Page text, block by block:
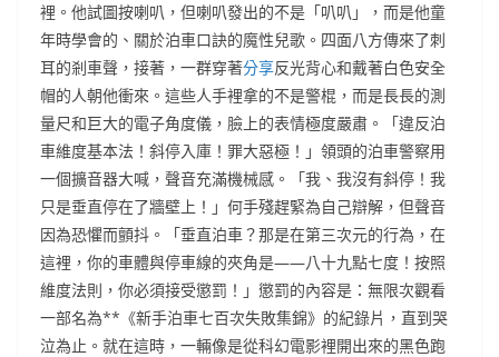
裡。他試圖按喇叭，但喇叭發出的不是「叭叭」，而是他童
年時學會的、關於泊車口訣的魔性兒歌。四面八方傳來了刺
耳的剎車聲，接著，一群穿著分享反光背心和戴著白色安全
帽的人朝他衝來。這些人手裡拿的不是警棍，而是長長的測
量尺和巨大的電子角度儀，臉上的表情極度嚴肅。「違反泊
車維度基本法！斜停入庫！罪大惡極！」領頭的泊車警察用
一個擴音器大喊，聲音充滿機械感。「我、我沒有斜停！我
只是垂直停在了牆壁上！」何手殘趕緊為自己辯解，但聲音
因為恐懼而顫抖。「垂直泊車？那是在第三次元的行為，在
這裡，你的車體與停車線的夾角是——八十九點七度！按照
維度法則，你必須接受懲罰！」懲罰的內容是：無限次觀看
一部名為**《新手泊車七百次失敗集錦》的紀錄片，直到哭
泣為止。就在這時，一輛像是從科幻電影裡開出來的黑色跑